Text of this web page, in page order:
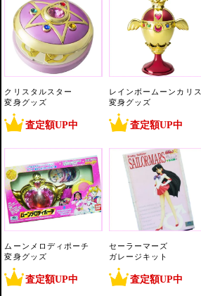
クリスタルスター
変身グッズ
査定額UP中
レインボームーンカリス
変身グッズ
査定額UP中
ムーンメロディポーチ
変身グッズ
査定額UP中
セーラーマーズ
ガレージキット
査定額UP中